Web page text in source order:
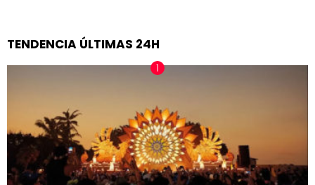
TENDENCIA ÚLTIMAS 24H